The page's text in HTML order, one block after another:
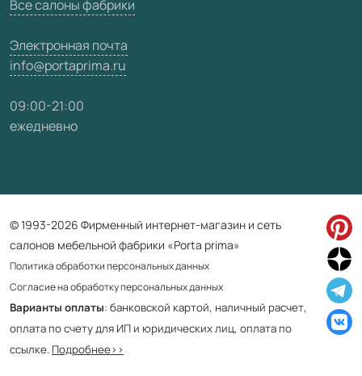
Все салоны фабрики
Электронная почта
info@portaprima.ru
09:00-21:00
ежедневно
© 1993-2026 Фирменный интернет-магазин и сеть
салонов мебельной фабрики «Porta prima»
Политика обработки персональных данных
Согласие на обработку персональных данных
Варианты оплаты: банковской картой, наличный расчет,
оплата по счету для ИП и юридических лиц, оплата по
ссылке. Подробнее>>